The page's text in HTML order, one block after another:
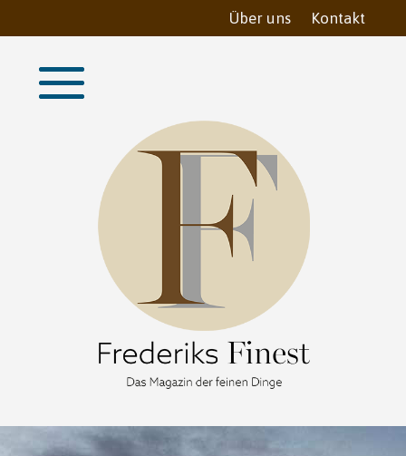
Über uns Kontakt